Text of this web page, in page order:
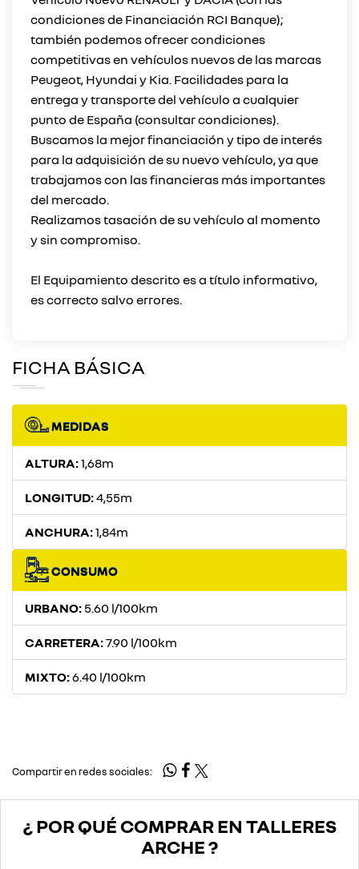
condiciones de Financiación RCI Banque);
también podemos ofrecer condiciones
competitivas en vehículos nuevos de las marcas
Peugeot, Hyundai y Kia. Facilidades para la
entrega y transporte del vehículo a cualquier
punto de España (consultar condiciones).
Buscamos la mejor financiación y tipo de interés
para la adquisición de su nuevo vehículo, ya que
trabajamos con las financieras más importantes
del mercado.
Realizamos tasación de su vehículo al momento
y sin compromiso.
El Equipamiento descrito es a título informativo,
FICHA BÁSICA
MEDIDAS
ALTURA:1,68m
LONGITUD:4,55m
ANCHURA:1,84m
CONSUMO
URBANO: 5.60 l/100km
CARRETERA:7.90 l/100km
MIXTO:6.40 l/100km
Compartir en redes sociales:
¿ POR QUÉ COMPRAR EN TALLERES
ARCHE ?